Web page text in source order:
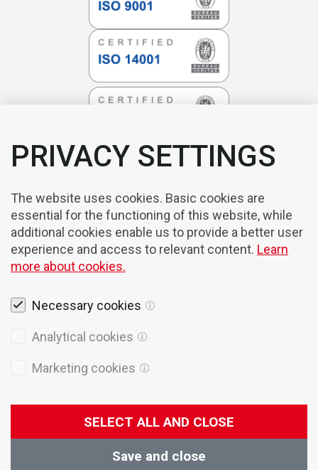
PRIVACY SETTINGS
The website uses cookies. Basic cookies are
essential for the functioning of this website, while
additional cookies enable us to provide a better user
experience and access to relevant content. Learn
more about cookies.
Necessary cookies
Analytical cookies
Marketing cookies
SELECT ALL AND CLOSE
Save and close